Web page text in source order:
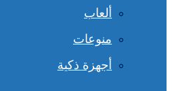
ألعاب
منوعات
أجهزة ذكية